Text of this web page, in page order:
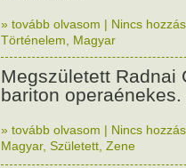
» tovább olvasom | Nincs
Történelem
Magyar
Megszületett Radnai
bariton operaénekes.
» tovább olvasom | Nincs
Magyar, Született Zene